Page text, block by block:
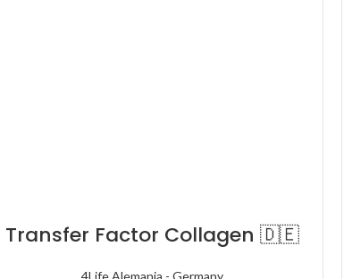
Transfer Factor Collagen 🇩🇪
4Life Alemania - Germany